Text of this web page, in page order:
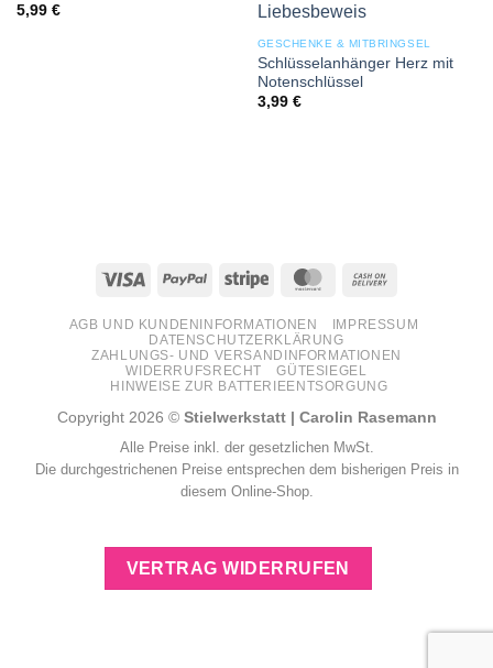
5,99 €
GESCHENKE & MITBRINGSEL
Schlüsselanhänger Herz mit
Notenschlüssel
3,99 €
Visa PayPal Stripe MasterCard
Delivery
AGB UND KUNDENINFORMATIONEN
IMPRESSUM
DATENSCHUTZERKLÄRUNG
ZAHLUNGS- UND VERSANDINFORMATIONEN
WIDERRUFSRECHT
GÜTESIEGEL
HINWEISE ZUR BATTERIEENTSORGUNG
Copyright 2026 © Stielwerkstatt | Carolin Rasemann
Alle Preise inkl. der gesetzlichen MwSt.
Die durchgestrichenen Preise entsprechen dem bisherigen Preis in
diesem Online-Shop.
VERTRAG WIDERRUFEN